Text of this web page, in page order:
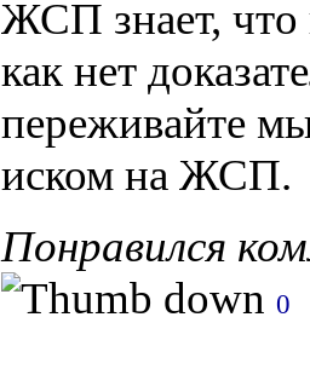
ЖСП знает, что
как нет
переживайте
иском на ЖСП.
Понравился
0